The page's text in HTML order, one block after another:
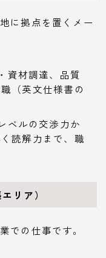
に拠点を置くメー
資材調達、品質
（英文仕様書の
ベルの交渉力か
読解力まで、職
リア）
での仕事です。